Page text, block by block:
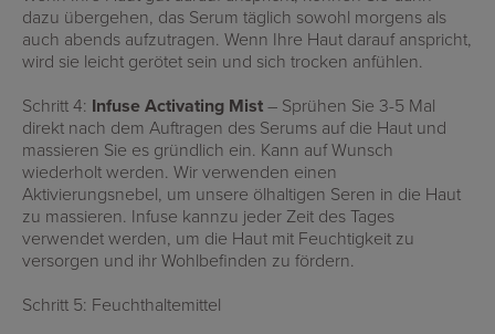
dazu übergehen, das Serum täglich sowohl morgens als
auch abends aufzutragen. Wenn Ihre Haut darauf anspricht,
wird sie leicht gerötet sein und sich trocken anfühlen.
Schritt 4: Infuse Activating Mist– Sprühen Sie 3-5 Mal
direkt nach dem Auftragen des Serums auf die Haut und
massieren Sie es gründlich ein. Kann auf Wunsch
wiederholt werden. Wir verwenden einen
Aktivierungsnebel, um unsere ölhaltigen Seren in die Haut
zu massieren. Infuse kannzu jeder Zeit des Tages
verwendet werden, um die Haut mit Feuchtigkeit zu
versorgen und ihr Wohlbefinden zu fördern.
Schritt 5: Feuchthaltemittel